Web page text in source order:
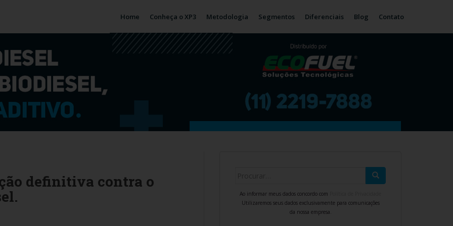
Home Conheça o XP3 Metodologia Segmentos Diferenciais Blog Contato
definitiva contra o
Ao informar meus dados concordo com
Utilizaremos seus dados exclusivamente para comunicações
da nossa empresa.